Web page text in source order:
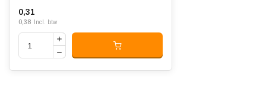
0,31
0,38 Incl. btw